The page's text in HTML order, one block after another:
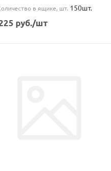
в ящике, шт. 150шт.
руб./шт